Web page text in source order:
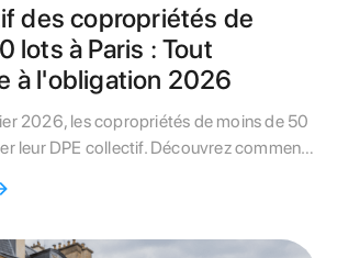
des copropriétés de
lots à Paris : Tout
à l'obligation 2026
2026, les copropriétés de moins de 50
leur DPE collectif. Découvrez comment